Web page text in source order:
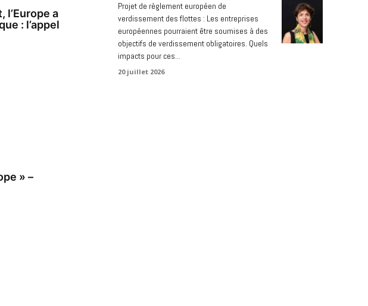
l’Europe a
: l’appel
» –
Projet de règlement européen de
verdissement des flottes : Les entreprises
européennes pourraient être soumises à des
objectifs de verdissement obligatoires. Quels
impacts pour ces...
20 juillet 2026